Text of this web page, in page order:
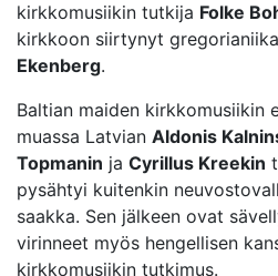
kirkkomusiikin tutkija Folke
kirkkoon siirtynyt
Ekenberg.
Baltian maiden kirkkomusiikin
muassa Latvian Aldonis
Topmanin ja Cyrillus Kreekin
pysähtyi kuitenkin
saakka. Sen jälkeen ovat
virinneet myös hengellisen
kirkkomusiikin tutkimus.